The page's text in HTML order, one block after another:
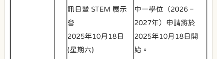
訊日暨 STEM 展示
會
2025年10月18日
(星期六)
中一學位（2026 –
2027年）申請將於
2025年10月18日開
始。